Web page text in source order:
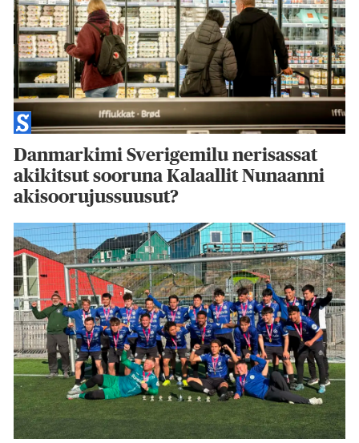
Danmarkimi Sverigemilu nerisassat
akikitsut sooruna Kalaallit Nunaanni
akisoorujussuusut?